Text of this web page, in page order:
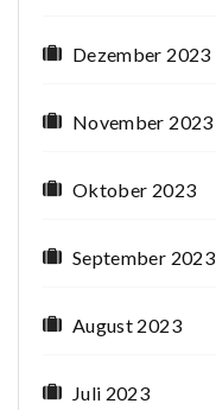
Dezember 2023
November 2023
Oktober 2023
September 2023
August 2023
Juli 2023